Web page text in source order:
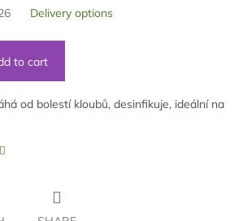
Delivery options
to cart
od bolestí kloubů, desinfikuje, ideální na